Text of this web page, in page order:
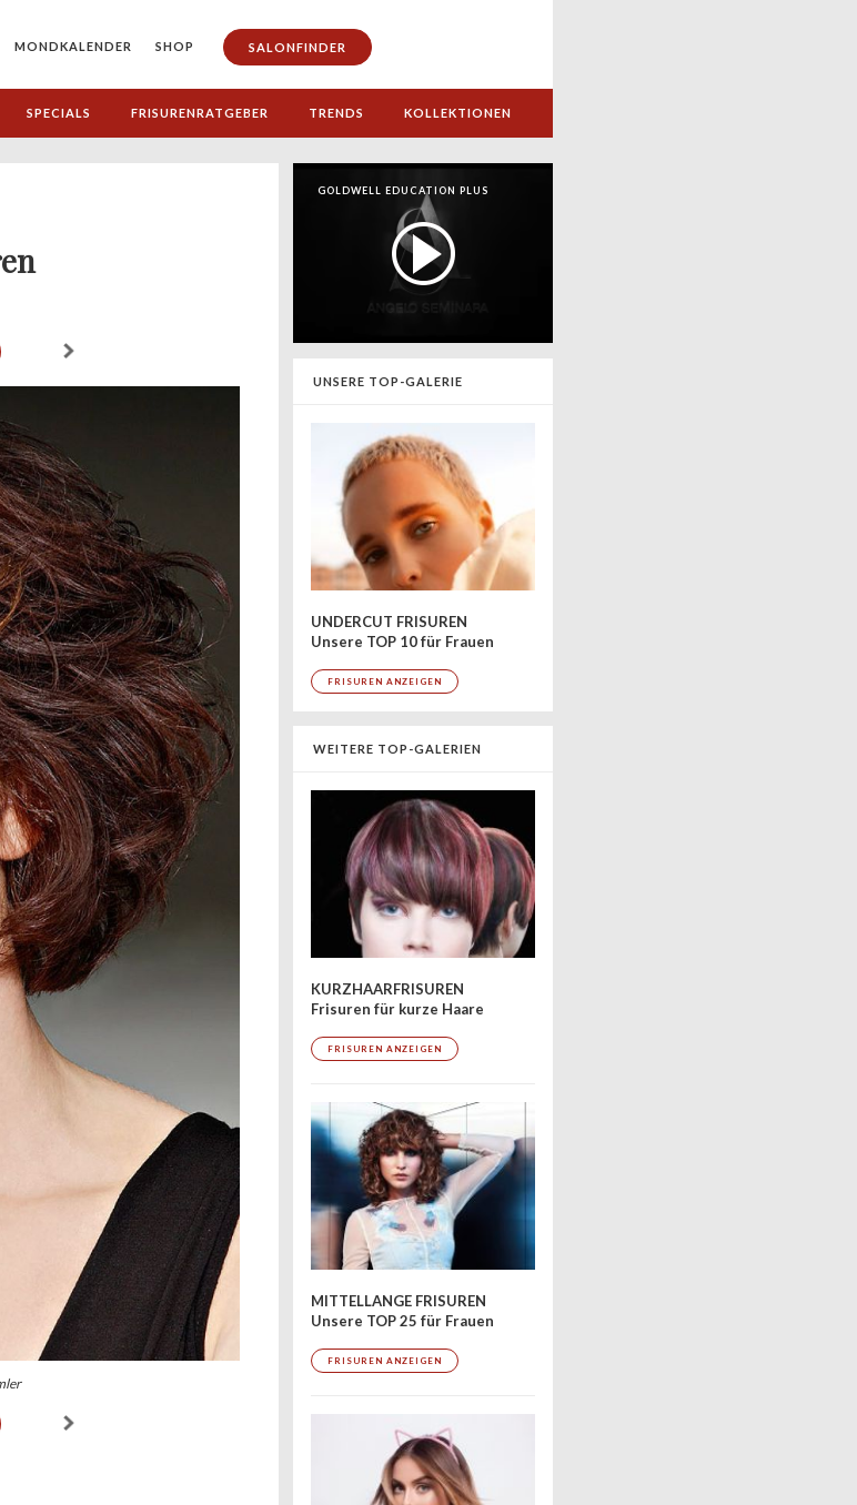
MONDKALENDER SHOP SALONFINDER
SPECIALS FRISURENRATGEBER TRENDS KOLLEKTIONEN
GOLDWELL EDUCATION PLUS
UNSERE TOP-GALERIE
UNDERCUT FRISUREN
Unsere TOP 10 für Frauen
FRISUREN ANZEIGEN
WEITERE TOP-GALERIEN
KURZHAARFRISUREN
Frisuren für kurze Haare
FRISUREN ANZEIGEN
MITTELLANGE FRISUREN
Unsere TOP 25 für Frauen
FRISUREN ANZEIGEN